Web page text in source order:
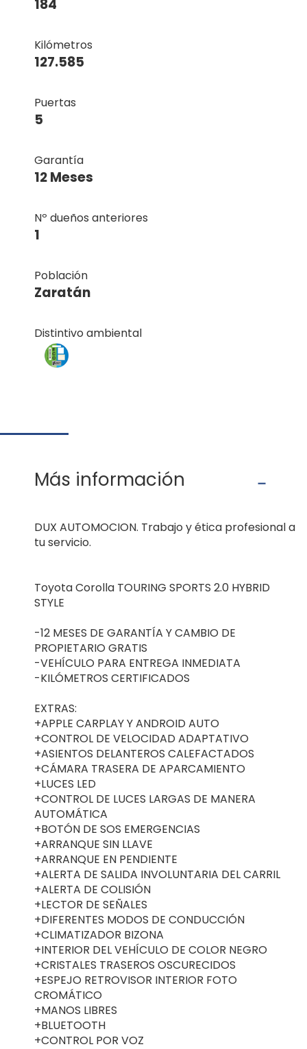
184
Kilómetros
127.585
Puertas
5
Garantía
12 Meses
Nº dueños anteriores
1
Población
Zaratán
Distintivo ambiental
Más información
DUX AUTOMOCION. Trabajo y ética profesional a
tu servicio.
Toyota Corolla TOURING SPORTS 2.0 HYBRID
STYLE
-12 MESES DE GARANTÍA Y CAMBIO DE
PROPIETARIO GRATIS
-VEHÍCULO PARA ENTREGA INMEDIATA
-KILÓMETROS CERTIFICADOS
EXTRAS:
+APPLE CARPLAY Y ANDROID AUTO
+CONTROL DE VELOCIDAD ADAPTATIVO
+ASIENTOS DELANTEROS CALEFACTADOS
+CÁMARA TRASERA DE APARCAMIENTO
+LUCES LED
+CONTROL DE LUCES LARGAS DE MANERA
AUTOMÁTICA
+BOTÓN DE SOS EMERGENCIAS
+ARRANQUE SIN LLAVE
+ARRANQUE EN PENDIENTE
+ALERTA DE SALIDA INVOLUNTARIA DEL CARRIL
+ALERTA DE COLISIÓN
+LECTOR DE SEÑALES
+DIFERENTES MODOS DE CONDUCCIÓN
+CLIMATIZADOR BIZONA
+INTERIOR DEL VEHÍCULO DE COLOR NEGRO
+CRISTALES TRASEROS OSCURECIDOS
+ESPEJO RETROVISOR INTERIOR FOTO
CROMÁTICO
+MANOS LIBRES
+BLUETOOTH
+CONTROL POR VOZ